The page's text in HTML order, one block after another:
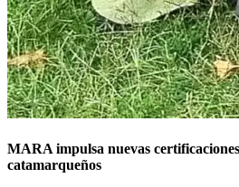
MARA impulsa nuevas
catamarqueños